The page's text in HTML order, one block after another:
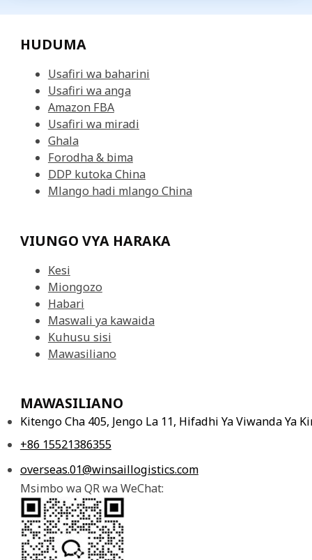
HUDUMA
Usafiri wa baharini
Usafiri wa anga
Amazon FBA
Usafiri wa miradi
Ghala
Forodha & bima
DDP kutoka China
Mlango hadi mlango China
VIUNGO VYA HARAKA
Kesi
Miongozo
Habari
Maswali ya kawaida
Kuhusu sisi
Mawasiliano
MAWASILIANO
Kitengo Cha 405, Jengo La 11, Hifadhi Ya Viwanda Ya
+86 15521386355
overseas.01@winsaillogistics.com
Msimbo wa QR wa WeChat: